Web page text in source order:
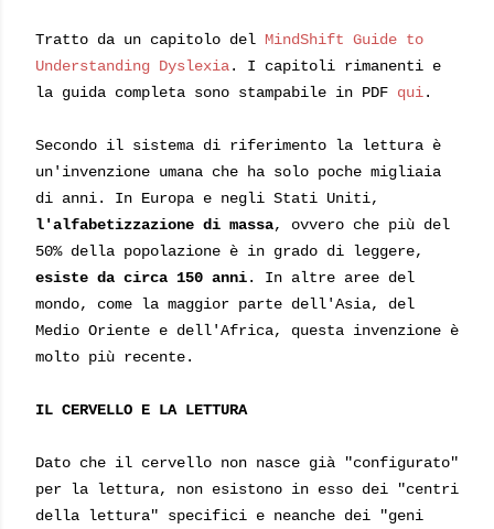
Tratto da un capitolo del MindShift Guide to
Understanding Dyslexia. I capitoli rimanenti e
la guida completa sono stampabile in PDF qui.
Secondo il sistema di riferimento la lettura è
un'invenzione umana che ha solo poche migliaia
di anni. In Europa e negli Stati Uniti,
l'alfabetizzazione di massa, ovvero che più del
50% della popolazione è in grado di leggere,
esiste da circa 150 anni. In altre aree del
mondo, come la maggior parte dell'Asia, del
Medio Oriente e dell'Africa, questa invenzione è
molto più recente.
IL CERVELLO E LA LETTURA
Dato che il cervello non nasce già "configurato"
per la lettura, non esistono in esso dei "centri
della lettura" specifici e neanche dei "geni